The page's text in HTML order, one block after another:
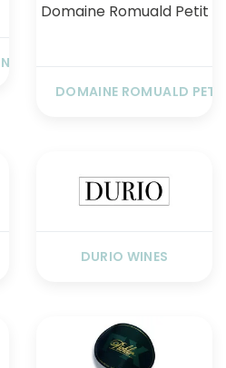
Domaine Romuald Petit
DOMAINE ROMUALD
DURIO WINES